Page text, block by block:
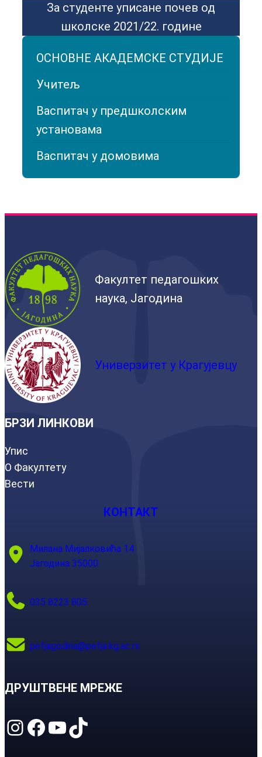
За студенте уписане почев од
школске 2021/22. године
ОСНОВНЕ АКАДЕМСКЕ СТУДИЈЕ
Учитељ
Васпитач у предшколским
установама
Васпитач у домовима
Факултет педагошких
наука, Јагодина
Универзитет у Крагујевцу
БРЗИ ЛИНКОВИ
Упис
О Факултету
Вести
КОНТАКТ
Милана Мијалковића 14
Јагодина 35000
035 8223 805
pefjagodina@pefja.kg.ac.rs
ДРУШТВЕНЕ МРЕЖЕ
Instagram Facebook YouTube TikTok